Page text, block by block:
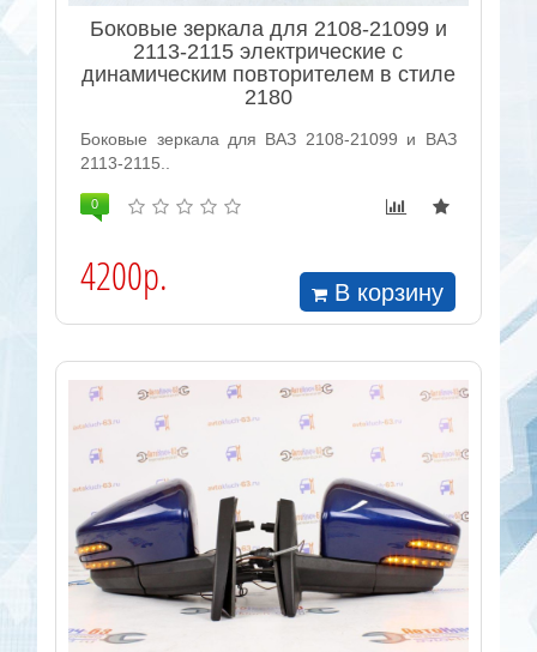
Боковые зеркала для 2108-21099 и
2113-2115 электрические с
динамическим повторителем в стиле
2180
Боковые зеркала для ВАЗ 2108-21099 и ВАЗ
2113-2115..
0
4200р. В корзину